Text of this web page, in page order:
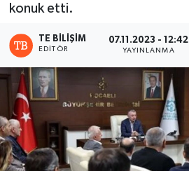
konuk etti.
TE BILIŞIM
EDITÖR
07.11.2023 - 12:42
YAYINLANMA